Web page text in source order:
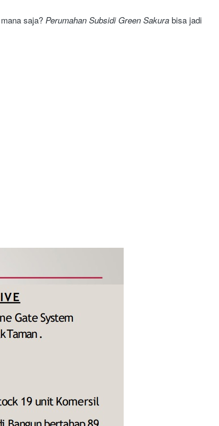
saja? Perumahan Subsidi Green Sakura bisa jadi